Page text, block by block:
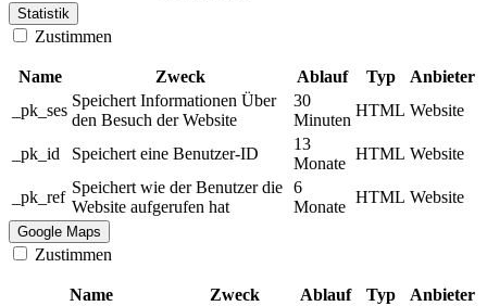
Statistik
Zustimmen
Name Zweck Ablauf Typ
Anbieter
_pk_ses
Speichert Informationen Über
den Besuch der Website
30
Minuten
HTML Website
_pk_id Speichert eine Benutzer-ID
13
Monate
HTML Website
_pk_ref
Speichert wie der Benutzer die
Website aufgerufen hat
6
Monate
HTML Website
Google Maps
Zustimmen
Name Zweck Ablauf Typ Anbieter